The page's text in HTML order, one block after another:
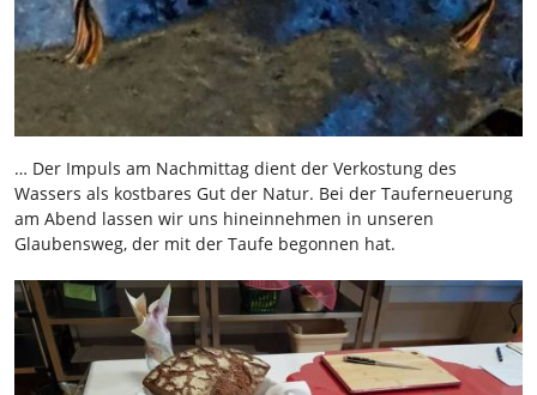
… Der Impuls am Nachmittag dient der Verkostung des
Wassers als kostbares Gut der Natur. Bei der Tauferneuerung
am Abend lassen wir uns hineinnehmen in unseren
Glaubensweg, der mit der Taufe begonnen hat.